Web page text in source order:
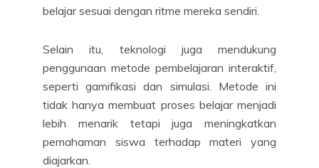
belajar sesuai dengan ritme mereka sendiri.
Selain itu, teknologi juga mendukung
penggunaan metode pembelajaran interaktif,
seperti gamifikasi dan simulasi. Metode ini
tidak hanya membuat proses belajar menjadi
lebih menarik tetapi juga meningkatkan
pemahaman siswa terhadap materi yang
diajarkan.